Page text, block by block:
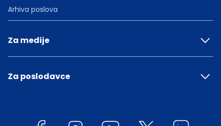
Arhiva poslova
Za medije
Za poslodavce